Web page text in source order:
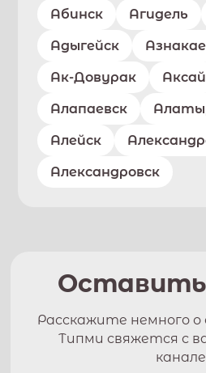
Абинск Агидель
Адыгейск
Ак-Довурак Аксай
Алапаевск
Алейск
Александровск
Оставить
Расскажите немного о
Типми свяжется с